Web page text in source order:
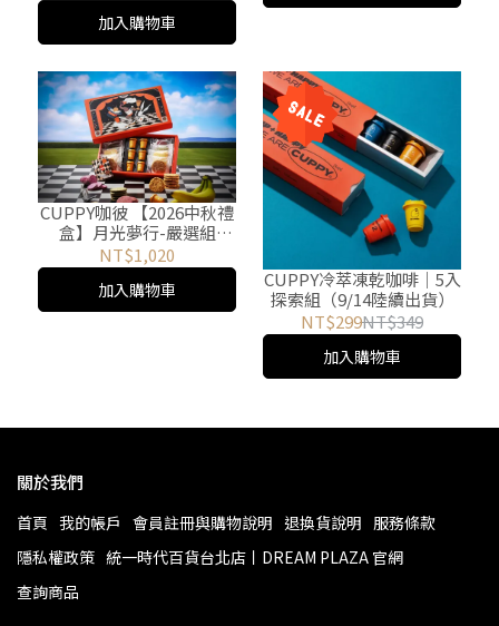
加入購物車
CUPPY咖彼 【2026中秋禮
盒】月光夢行-嚴選組
（9/14陸續出貨）
NT$1,020
加入購物車
CUPPY冷萃凍乾咖啡｜5入
探索組（9/14陸續出貨）
NT$299NT$349
加入購物車
關於我們
首頁 我的帳戶 會員註冊與購物說明 退換貨說明 服務條款
隱私權政策 統一時代百貨台北店丨DREAM PLAZA 官網
查詢商品